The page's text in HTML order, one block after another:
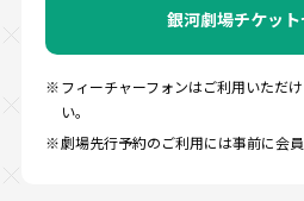
銀河劇場チケッ
フィーチャーフォンはご利用いただ
い。
劇場先行予約のご利用には事前に会